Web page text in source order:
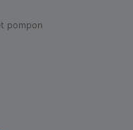
pompon